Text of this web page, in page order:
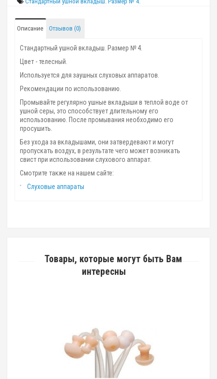
Описание Отзывов (0)
Стандартный ушной вкладыш. Размер № 4.
Цвет - телесный.
Используется для заушных слуховых аппаратов.
Рекомендации по использованию.
Промывайте регулярно ушные вкладыши в теплой воде от
ушной серы, это способствует длительному его
использованию. После промывания необходимо его
просушить.
Без ухода за вкладышами, они затвердевают и могут
пропускать воздух, в результате чего может возникать
свист при использовании слухового аппарат.
Смотрите также на нашем сайте:
Слуховые аппараты
Товары, которые могут быть Вам
интересны